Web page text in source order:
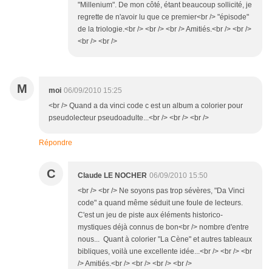
"Millenium". De mon côté, étant beaucoup sollicité, je
regrette de n'avoir lu que ce premier<br /> "épisode"
de la triologie.<br /> <br /> <br /> Amitiés.<br /> <br />
<br /> <br />
M moi 06/09/2010 15:25
<br /> Quand a da vinci code c est un album a colorier pour
pseudolecteur pseudoadulte...<br /> <br /> <br />
Répondre
C Claude LE NOCHER 06/09/2010 15:50
<br /> <br /> Ne soyons pas trop sévères, "Da Vinci
code" a quand même séduit une foule de lecteurs.
C'est un jeu de piste aux éléments historico-
mystiques déjà connus de bon<br /> nombre d'entre
nous... Quant à colorier "La Cène" et autres tableaux
bibliques, voilà une excellente idée...<br /> <br /> <br
/> Amitiés.<br /> <br /> <br /> <br />